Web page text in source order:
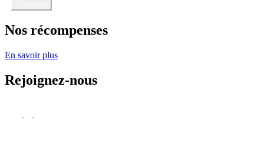
Nos récompenses
En savoir plus
Rejoignez-nous